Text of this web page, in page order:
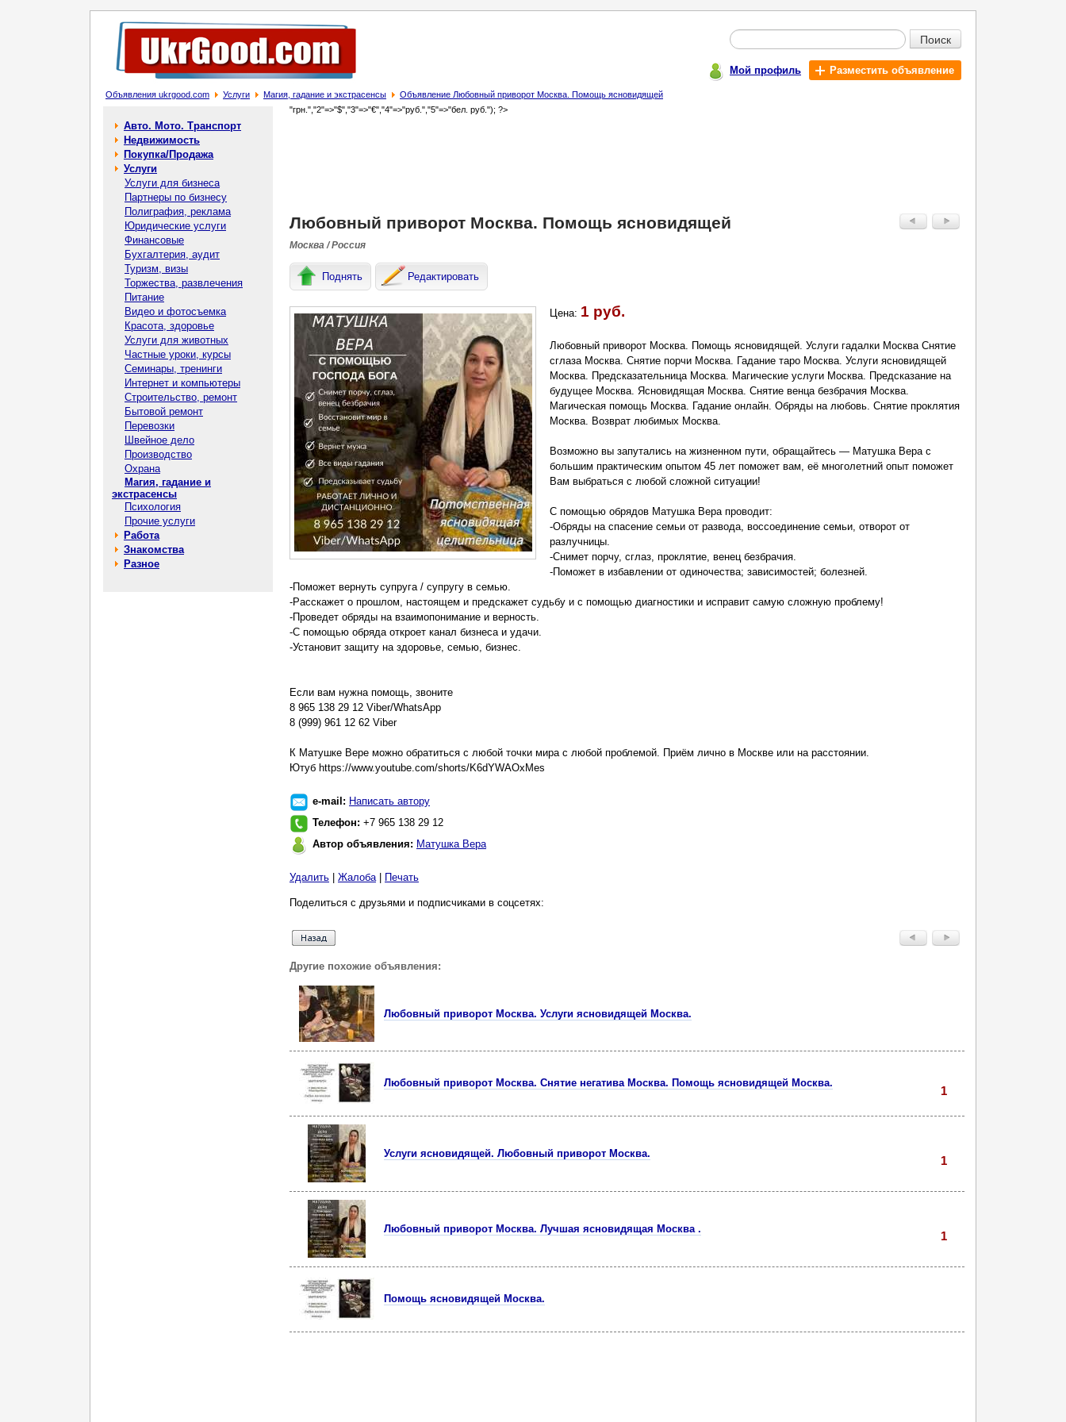
Поиск
Мой профиль Разместить объявление
Объявления ukrgood.com Услуги Магия, гадание и экстрасенсы Объявление Любовный приворот Москва. Помощь ясновидящей
Авто. Мото. Транспорт
Недвижимость
Покупка/Продажа
Услуги
Услуги для бизнеса
Партнеры по бизнесу
Полиграфия, реклама
Юридические услуги
Финансовые
Бухгалтерия, аудит
Туризм, визы
Торжества, развлечения
Питание
Видео и фотосъемка
Красота, здоровье
Услуги для животных
Частные уроки, курсы
Семинары, тренинги
Интернет и компьютеры
Строительство, ремонт
Бытовой ремонт
Перевозки
Швейное дело
Производство
Охрана
Магия, гадание и
экстрасенсы
Психология
Прочие услуги
Работа
Знакомства
Разное
"грн.","2"=>"$","3"=>"€","4"=>"руб.","5"=>"бел. руб."); ?>
Любовный приворот Москва. Помощь ясновидящей
Москва / Россия
Поднять Редактировать
Цена: 1 руб.
Любовный приворот Москва. Помощь ясновидящей. Услуги гадалки Москва Снятие
сглаза Москва. Снятие порчи Москва. Гадание таро Москва. Услуги ясновидящей
Москва. Предсказательница Москва. Магические услуги Москва. Предсказание на
будущее Москва. Ясновидящая Москва. Снятие венца безбрачия Москва.
Магическая помощь Москва. Гадание онлайн. Обряды на любовь. Снятие проклятия
Москва. Возврат любимых Москва.
Возможно вы запутались на жизненном пути, обращайтесь — Матушка Вера с
большим практическим опытом 45 лет поможет вам, её многолетний опыт поможет
Вам выбраться с любой сложной ситуации!
С помощью обрядов Матушка Вера проводит:
-Обряды на спасение семьи от развода, воссоединение семьи, отворот от
разлучницы.
-Снимет порчу, сглаз, проклятие, венец безбрачия.
-Поможет в избавлении от одиночества; зависимостей; болезней.
-Поможет вернуть супруга / супругу в семью.
-Расскажет о прошлом, настоящем и предскажет судьбу и с помощью диагностики и исправит самую сложную проблему!
-Проведет обряды на взаимопонимание и верность.
-С помощью обряда откроет канал бизнеса и удачи.
-Установит защиту на здоровье, семью, бизнес.
Если вам нужна помощь, звоните
8 965 138 29 12 Viber/WhatsApp
8 (999) 961 12 62 Viber
К Матушке Вере можно обратиться с любой точки мира с любой проблемой. Приём лично в Москве или на расстоянии.
Ютуб https://www.youtube.com/shorts/K6dYWAOxMes
e-mail: Написать автору
Телефон: +7 965 138 29 12
Автор объявления: Матушка Вера
Удалить Жалоба| Печать
Поделиться с друзьями и подписчиками в соцсетях:
Другие похожие объявления:
Любовный приворот Москва. Услуги ясновидящей Москва.
Любовный приворот Москва. Снятие негатива Москва. Помощь ясновидящей Москва.
1
Услуги ясновидящей. Любовный приворот Москва.
1
Любовный приворот Москва. Лучшая ясновидящая Москва .
1
Помощь ясновидящей Москва.